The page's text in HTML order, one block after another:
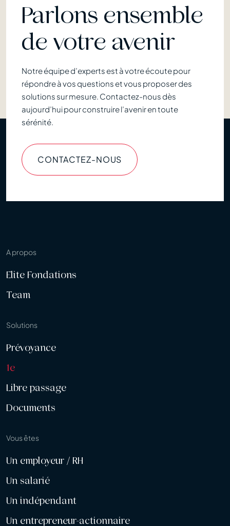
Parlons ensemble
de votre avenir
Notre équipe d’experts est à votre écoute pour
répondre à vos questions et vous proposer des
solutions sur mesure. Contactez-nous dès
aujourd’hui pour construire l’avenir en toute
sérénité.
CONTACTEZ-NOUS
A propos
Elite Fondations
Team
Solutions
Prévoyance
1e
Libre passage
Documents
Vous êtes
Un employeur / RH
Un salarié
Un indépendant
Un entrepreneur-actionnaire